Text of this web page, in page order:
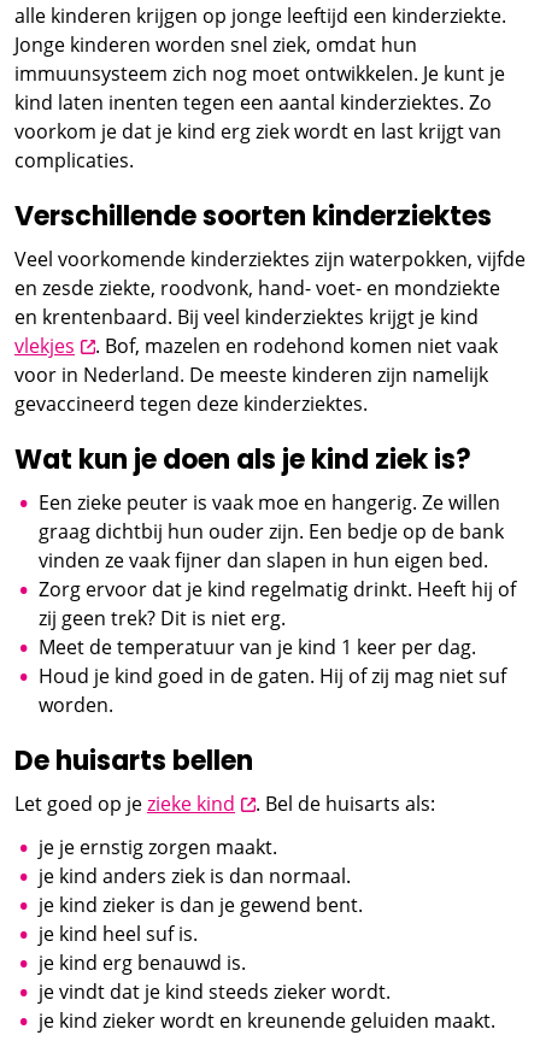
alle kinderen krijgen op jonge leeftijd een kinderziekte.
Jonge kinderen worden snel ziek, omdat hun
immuunsysteem zich nog moet ontwikkelen. Je kunt je
kind laten inenten tegen een aantal kinderziektes. Zo
voorkom je dat je kind erg ziek wordt en last krijgt van
complicaties.
Verschillende soorten kinderziektes
Veel voorkomende kinderziektes zijn waterpokken, vijfde
en zesde ziekte, roodvonk, hand- voet- en mondziekte
en krentenbaard. Bij veel kinderziektes krijgt je kind
vlekjes opent nieuw scherm
. Bof, mazelen en rodehond komen niet vaak
voor in Nederland. De meeste kinderen zijn namelijk
gevaccineerd tegen deze kinderziektes.
Wat kun je doen als je kind ziek is?
Een zieke peuter is vaak moe en hangerig. Ze willen
graag dichtbij hun ouder zijn. Een bedje op de bank
vinden ze vaak fijner dan slapen in hun eigen bed.
Zorg ervoor dat je kind regelmatig drinkt. Heeft hij of
zij geen trek? Dit is niet erg.
Meet de temperatuur van je kind 1 keer per dag.
Houd je kind goed in de gaten. Hij of zij mag niet suf
worden.
De huisarts bellen
Let goed op je zieke kind opent nieuw scherm
. Bel de huisarts als:
je je ernstig zorgen maakt.
je kind anders ziek is dan normaal.
je kind zieker is dan je gewend bent.
je kind heel suf is.
je kind erg benauwd is.
je vindt dat je kind steeds zieker wordt.
je kind zieker wordt en kreunende geluiden maakt.